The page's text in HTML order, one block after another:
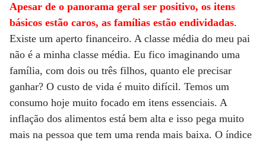
Apesar de o panorama geral ser positivo, os itens
básicos estão caros, as famílias estão endividadas.
Existe um aperto financeiro. A classe média do meu pai
não é a minha classe média. Eu fico imaginando uma
família, com dois ou três filhos, quanto ele precisar
ganhar? O custo de vida é muito difícil. Temos um
consumo hoje muito focado em itens essenciais. A
inflação dos alimentos está bem alta e isso pega muito
mais na pessoa que tem uma renda mais baixa. O índice